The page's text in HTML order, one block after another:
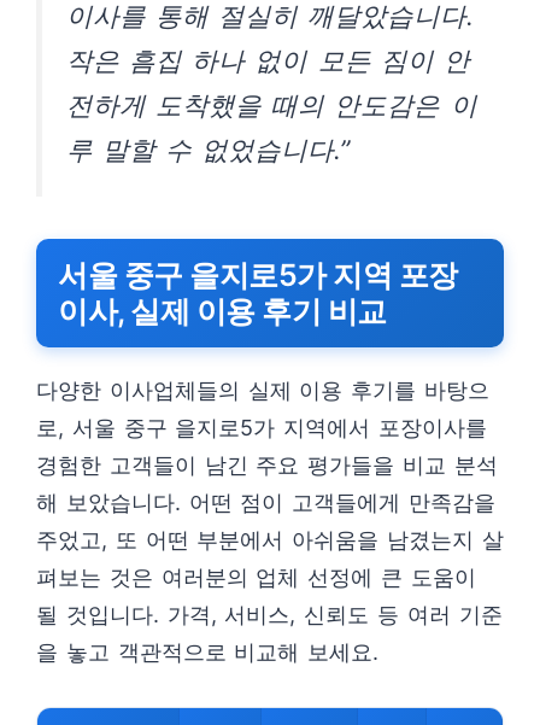
이사를 통해 절실히 깨달았습니다.
작은 흠집 하나 없이 모든 짐이 안
전하게 도착했을 때의 안도감은 이
루 말할 수 없었습니다.”
서울 중구 을지로5가 지역 포장
이사, 실제 이용 후기 비교
다양한 이사업체들의 실제 이용 후기를 바탕으
로, 서울 중구 을지로5가 지역에서 포장이사를
경험한 고객들이 남긴 주요 평가들을 비교 분석
해 보았습니다. 어떤 점이 고객들에게 만족감을
주었고, 또 어떤 부분에서 아쉬움을 남겼는지 살
펴보는 것은 여러분의 업체 선정에 큰 도움이
될 것입니다. 가격, 서비스, 신뢰도 등 여러 기준
을 놓고 객관적으로 비교해 보세요.